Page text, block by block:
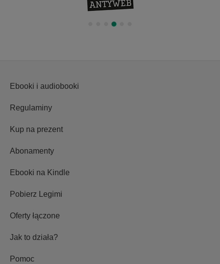
Ebooki i audiobooki
Regulaminy
Kup na prezent
Abonamenty
Ebooki na Kindle
Pobierz Legimi
Oferty łączone
Jak to działa?
Pomoc